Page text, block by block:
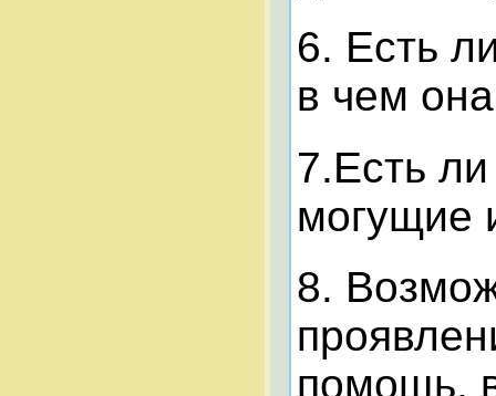
6. Есть
в чем
7.Есть
могущие
8.
помощь,